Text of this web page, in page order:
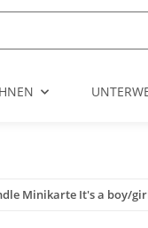
Minikarte It's a boy/